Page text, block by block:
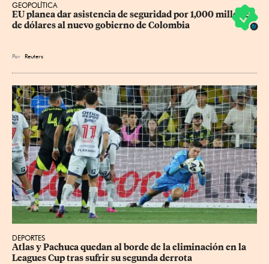
GEOPOLÍTICA
EU planea dar asistencia de seguridad por 1,000 millones
de dólares al nuevo gobierno de Colombia
Por Reuters
DEPORTES
Atlas y Pachuca quedan al borde de la eliminación en la
Leagues Cup tras sufrir su segunda derrota